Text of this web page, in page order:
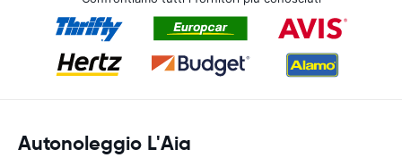
Autonoleggio L'Aia